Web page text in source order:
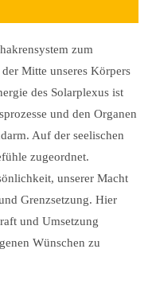
zum
Mitte unseres Körpers
des Solarplexus ist
und den Organen
Auf der seelischen
zugeordnet.
unserer Macht
Grenzsetzung. Hier
und Umsetzung
Wünschen zu